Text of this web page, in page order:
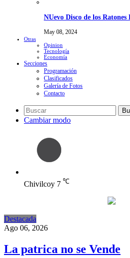
NUevo Disco de los Ratones
May 08, 2024
Otras
Opinion
Tecnología
Economía
Secciones
Programación
Clasificados
Galería de Fotos
Contacto
Cambiar modo
Chivilcoy 7 ℃
Destacada
Ago 06, 2026
La patrica no se Vende